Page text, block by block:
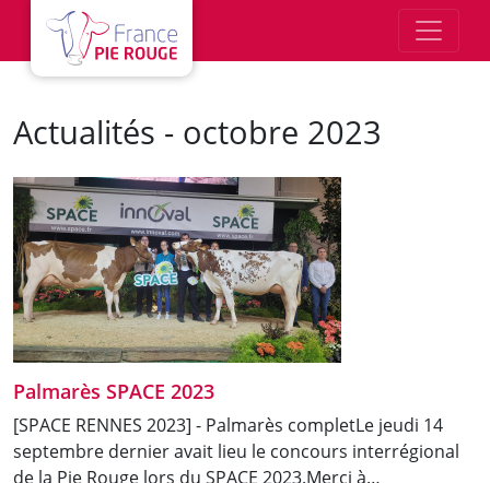
Aller au contenu principal
Actualités - octobre 2023
Palmarès SPACE 2023
[SPACE RENNES 2023] - Palmarès completLe jeudi 14
septembre dernier avait lieu le concours interrégional
de la Pie Rouge lors du SPACE 2023.Merci à…